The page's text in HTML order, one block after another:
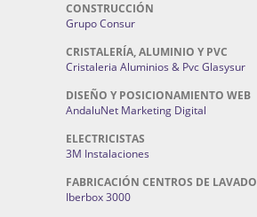
CONSTRUCCIÓN
Grupo Consur
CRISTALERÍA, ALUMINIO Y PVC
Cristaleria Aluminios & Pvc Glasysur
DISEÑO Y POSICIONAMIENTO WEB
AndaluNet Marketing Digital
ELECTRICISTAS
3M Instalaciones
FABRICACIÓN CENTROS DE LAVADO
Iberbox 3000